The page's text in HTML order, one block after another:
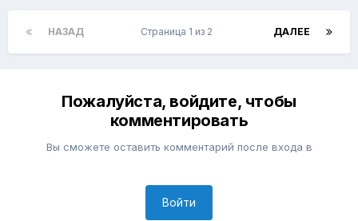
НАЗАД ДАЛЕЕ
Страница 1 из 2
Пожалуйста, войдите, чтобы
комментировать
Вы сможете оставить комментарий после входа в
Войти